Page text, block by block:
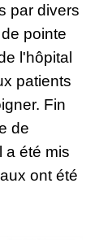
par divers
pointe
l'hôpital
patients
Fin
de
a été mis
ont été